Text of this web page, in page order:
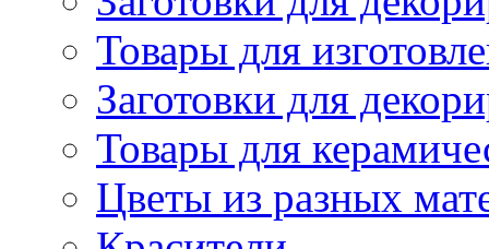
Товары для
Заготовки для
Товары для
Цветы из разных